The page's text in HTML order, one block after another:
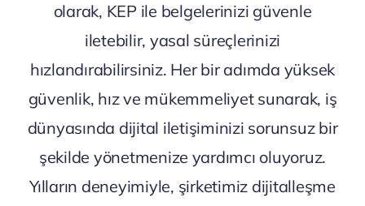
olarak, KEP ile belgelerinizi güvenle
iletebilir, yasal süreçlerinizi
hızlandırabilirsiniz. Her bir adımda yüksek
güvenlik, hız ve mükemmeliyet sunarak, iş
dünyasında dijital iletişiminizi sorunsuz bir
şekilde yönetmenize yardımcı oluyoruz.
Yılların deneyimiyle, şirketimiz dijitalleşme